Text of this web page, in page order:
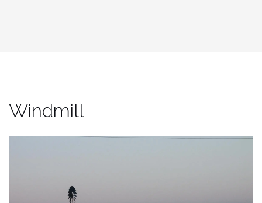
Windmill